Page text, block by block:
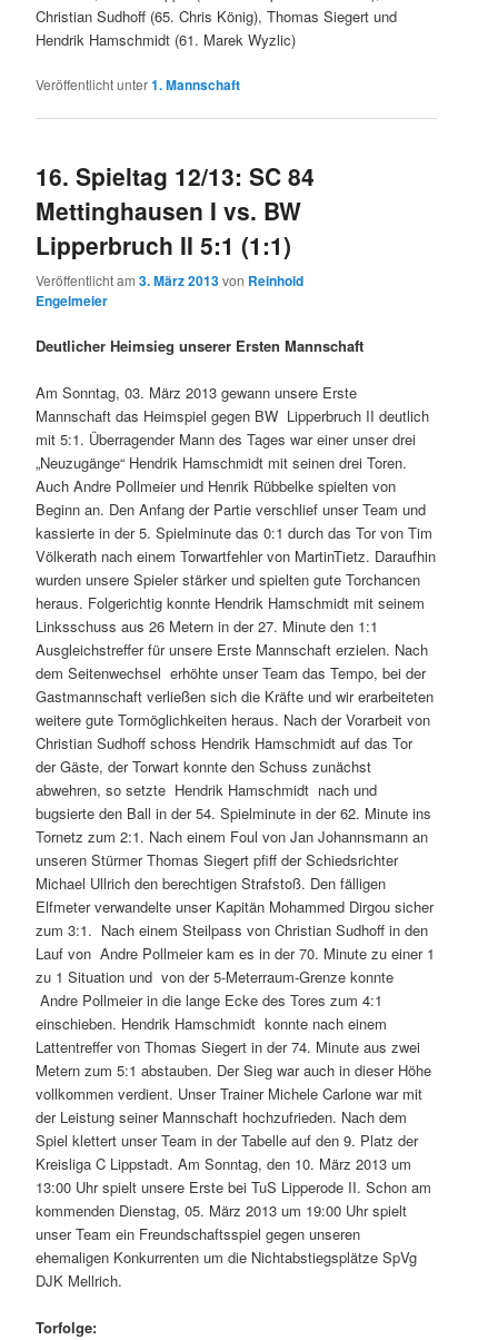
Christian Sudhoff (65. Chris König), Thomas Siegert und
Hendrik Hamschmidt (61. Marek Wyzlic)
Veröffentlicht unter1. Mannschaft
16. Spieltag 12/13: SC 84
Mettinghausen I vs. BW
Lipperbruch II 5:1 (1:1)
Veröffentlicht am3. März 2013von Reinhold
Engelmeier
Deutlicher Heimsieg unserer Ersten Mannschaft
Am Sonntag, 03. März 2013 gewann unsere Erste
Mannschaft das Heimspiel gegen BW Lipperbruch II deutlich
mit 5:1. Überragender Mann des Tages war einer unser drei
„Neuzugänge“ Hendrik Hamschmidt mit seinen drei Toren.
Auch Andre Pollmeier und Henrik Rübbelke spielten von
Beginn an. Den Anfang der Partie verschlief unser Team und
kassierte in der 5. Spielminute das 0:1 durch das Tor von Tim
Völkerath nach einem Torwartfehler von MartinTietz. Daraufhin
wurden unsere Spieler stärker und spielten gute Torchancen
heraus. Folgerichtig konnte Hendrik Hamschmidt mit seinem
Linksschuss aus 26 Metern in der 27. Minute den 1:1
Ausgleichstreffer für unsere Erste Mannschaft erzielen. Nach
dem Seitenwechsel erhöhte unser Team das Tempo, bei der
Gastmannschaft verließen sich die Kräfte und wir erarbeiteten
weitere gute Tormöglichkeiten heraus. Nach der Vorarbeit von
Christian Sudhoff schoss Hendrik Hamschmidt auf das Tor
der Gäste, der Torwart konnte den Schuss zunächst
abwehren, so setzte Hendrik Hamschmidt nach und
bugsierte den Ball in der 54. Spielminute in der 62. Minute ins
Tornetz zum 2:1. Nach einem Foul von Jan Johannsmann an
unseren Stürmer Thomas Siegert pfiff der Schiedsrichter
Michael Ullrich den berechtigen Strafstoß. Den fälligen
Elfmeter verwandelte unser Kapitän Mohammed Dirgou sicher
zum 3:1. Nach einem Steilpass von Christian Sudhoff in den
Lauf von Andre Pollmeier kam es in der 70. Minute zu einer 1
zu 1 Situation und von der 5-Meterraum-Grenze konnte
Andre Pollmeier in die lange Ecke des Tores zum 4:1
einschieben. Hendrik Hamschmidt konnte nach einem
Lattentreffer von Thomas Siegert in der 74. Minute aus zwei
Metern zum 5:1 abstauben. Der Sieg war auch in dieser Höhe
vollkommen verdient. Unser Trainer Michele Carlone war mit
der Leistung seiner Mannschaft hochzufrieden. Nach dem
Spiel klettert unser Team in der Tabelle auf den 9. Platz der
Kreisliga C Lippstadt. Am Sonntag, den 10. März 2013 um
13:00 Uhr spielt unsere Erste bei TuS Lipperode II. Schon am
kommenden Dienstag, 05. März 2013 um 19:00 Uhr spielt
unser Team ein Freundschaftsspiel gegen unseren
ehemaligen Konkurrenten um die Nichtabstiegsplätze SpVg
DJK Mellrich.
Torfolge: